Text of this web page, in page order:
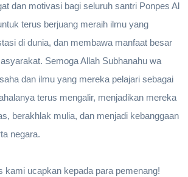
dan motivasi bagi seluruh santri Ponpes Al
terus berjuang meraih ilmu yang
di dunia, dan membawa manfaat besar
Semoga Allah Subhanahu wa
dan ilmu yang mereka pelajari sebagai
terus mengalir, menjadikan mereka
berakhlak mulia, dan menjadi kebanggaan
negara.
kami ucapkan kepada para pemenang!